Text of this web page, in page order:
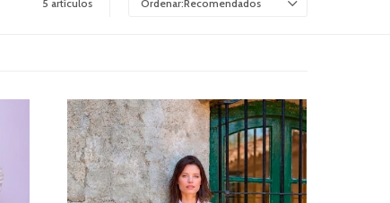
5 artículos Recomendados